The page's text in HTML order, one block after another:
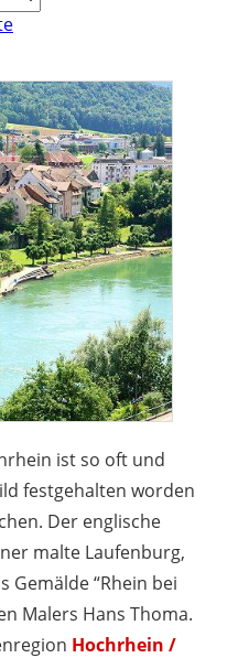
ist so oft und
festgehalten worden
Der englische
malte Laufenburg,
Gemälde “Rhein bei
Malers Hans Thoma.
Hochrhein /